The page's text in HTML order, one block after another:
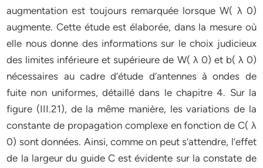
augmentation est toujours remarquée lorsque W( λ 0)
augmente. Cette étude est élaborée, dans la mesure où
elle nous donne des informations sur le choix judicieux
des limites inférieure et supérieure de W( λ 0) et b( λ 0)
nécessaires au cadre d’étude d’antennes à ondes de
fuite non uniformes, détaillé dans le chapitre 4. Sur la
figure (III.21), de la même manière, les variations de la
constante de propagation complexe en fonction de C( λ
0) sont données. Ainsi, comme on peut s’attendre, l’effet
de la largeur du guide C est évidente sur la constate de